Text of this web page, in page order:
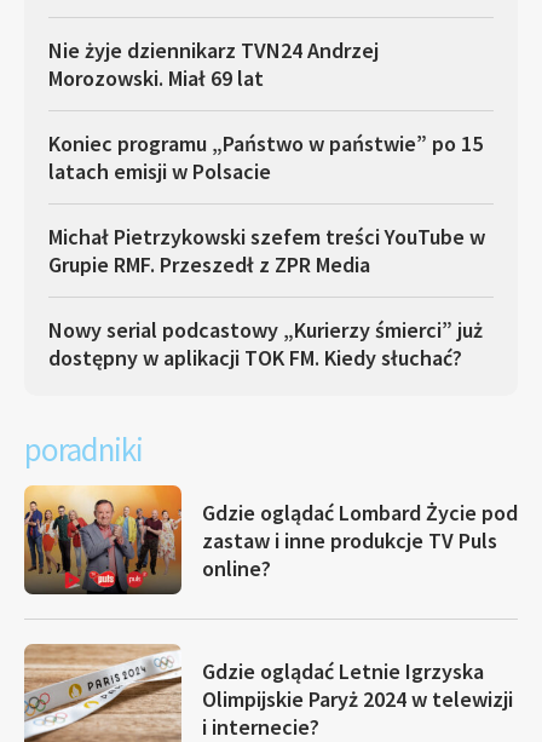
Nie żyje dziennikarz TVN24 Andrzej
Morozowski. Miał 69 lat
Koniec programu „Państwo w państwie” po 15
latach emisji w Polsacie
Michał Pietrzykowski szefem treści YouTube w
Grupie RMF. Przeszedł z ZPR Media
Nowy serial podcastowy „Kurierzy śmierci” już
dostępny w aplikacji TOK FM. Kiedy słuchać?
poradniki
Gdzie oglądać Lombard Życie pod
zastaw i inne produkcje TV Puls
online?
Gdzie oglądać Letnie Igrzyska
Olimpijskie Paryż 2024 w telewizji
i internecie?